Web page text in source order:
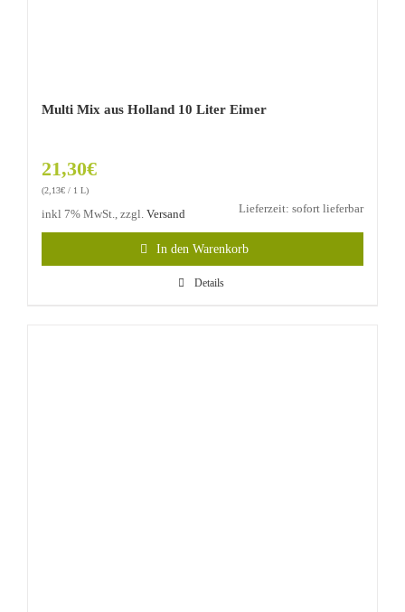
Multi Mix aus Holland 10 Liter Eimer
21,30€
(2,13€ / 1 L)
inkl 7% MwSt., zzgl. Versand Lieferzeit: sofort lieferbar
In den Warenkorb
Details